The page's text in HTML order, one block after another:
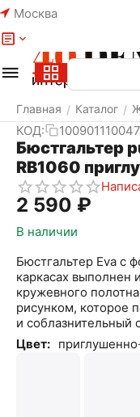
Москва
Главная / Каталог /
КОД:
Бюстгальтер
RB1060
2 590 ₽
В наличии
Бюстгальтер Eva c
каркасах выполнен
кружевного
рисунком, которое
и соблазнительный
Цвет:
Меню